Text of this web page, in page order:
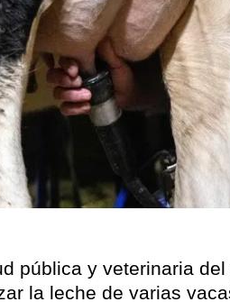
pública y veterinaria
la leche de varias